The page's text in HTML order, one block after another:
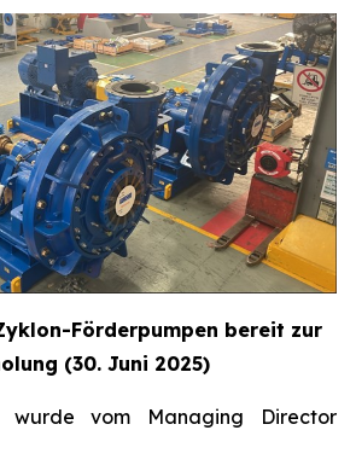
Förderpumpen bereit zur
(30. Juni 2025)
wurde vom Managing Director